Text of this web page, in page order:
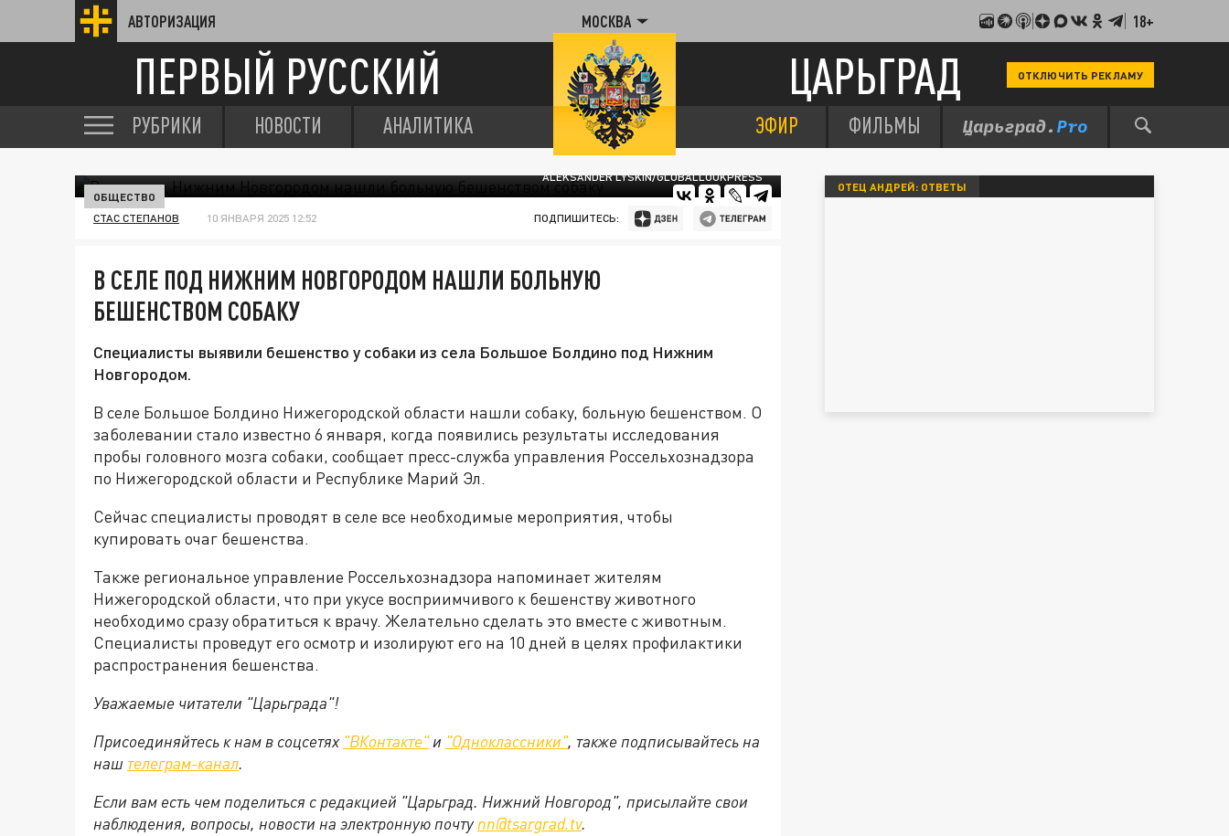
АВТОРИЗАЦИЯ МОСКВА 18+
ПЕРВЫЙ РУССКИЙ ЦАРЬГРАД ОТКЛЮЧИТЬ РЕКЛАМУ
РУБРИКИ НОВОСТИ АНАЛИТИКА ЭФИР ФИЛЬМЫ
ALEKSANDER LYSKIN/GLOBALLOOKPRESS
ОБЩЕСТВО
СТАС СТЕПАНОВ 10 ЯНВАРЯ 2025 12:52 ПОДПИШИТЕСЬ:
В СЕЛЕ ПОД НИЖНИМ НОВГОРОДОМ НАШЛИ БОЛЬНУЮ
БЕШЕНСТВОМ СОБАКУ
Специалисты выявили бешенство у собаки из села Большое Болдино под Нижним
Новгородом.
В селе Большое Болдино Нижегородской области нашли собаку, больную бешенством. О
заболевании стало известно 6 января, когда появились результаты исследования
пробы головного мозга собаки, сообщает пресс-служба управления Россельхознадзора
по Нижегородской области и Республике Марий Эл.
Сейчас специалисты проводят в селе все необходимые мероприятия, чтобы
купировать очаг бешенства.
Также региональное управление Россельхознадзора напоминает жителям
Нижегородской области, что при укусе восприимчивого к бешенству животного
необходимо сразу обратиться к врачу. Желательно сделать это вместе с животным.
Специалисты проведут его осмотр и изолируют его на 10 дней в целях профилактики
распространения бешенства.
Уважаемые читатели "Царьграда"!
Присоединяйтесь к нам в соцсетях "ВКонтакте"и "Одноклассники", также подписывайтесь на
наш телеграм-канал.
Если вам есть чем поделиться с редакцией "Царьград. Нижний Новгород", присылайте свои
наблюдения, вопросы, новости на электронную почту nn@tsargrad.tv.
ОТЕЦ АНДРЕЙ: ОТВЕТЫ